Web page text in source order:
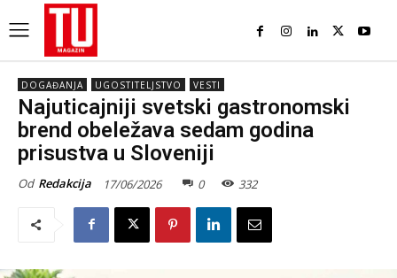
DOGAĐANJA UGOSTITELJSTVO VESTI
Najuticajniji svetski gastronomski
brend obeležava sedam godina
prisustva u Sloveniji
Od Redakcija 17/06/2026 0 332